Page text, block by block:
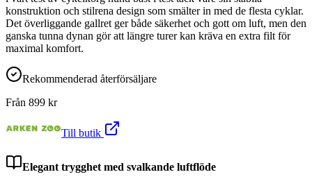
konstruktion och stilrena design som smälter in med de flesta cyklar.
Det överliggande gallret ger både säkerhet och gott om luft, men den
ganska tunna dynan gör att längre turer kan kräva en extra filt för
maximal komfort.
Rekommenderad återförsäljare
Från 899 kr
Till butik
Elegant trygghet med svalkande luftflöde